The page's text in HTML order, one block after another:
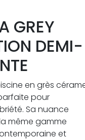
GREY
DEMI-
en grès
pour
Sa nuance
même gamme
et